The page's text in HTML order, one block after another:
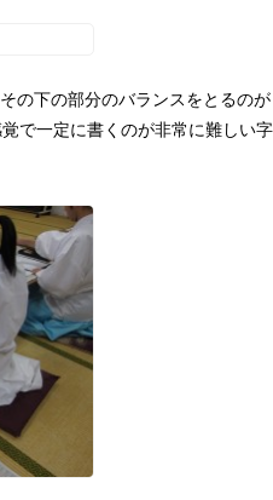
の下の部分のバランスをとるのが
で一定に書くのが非常に難しい字